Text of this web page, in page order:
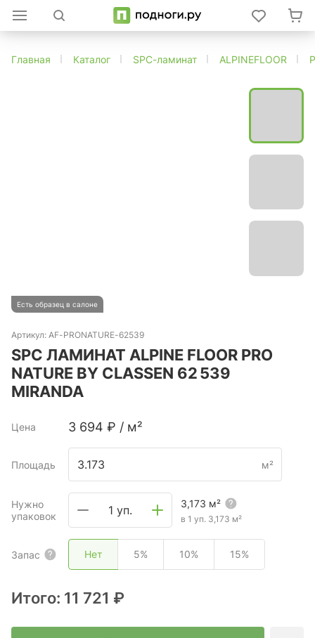
Главная Каталог SPC-ламинат ALPINEFLOOR
Есть образец в салоне
Артикул: AF-PRONATURE-62539
SPC ЛАМИНАТ ALPINE FLOOR PRO
NATURE BY CLASSEN 62 539
MIRANDA
Цена 3 694 ₽ / м²
Площадь м²
Нужно
упаковок
1 уп. 3,173 м²
в 1 уп. 3,173 м²
Запас Нет 5% 10% 15%
Итого: 11 721 ₽